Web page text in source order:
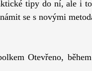
tipy do ní, ale i
se s novými
Otevřeno,